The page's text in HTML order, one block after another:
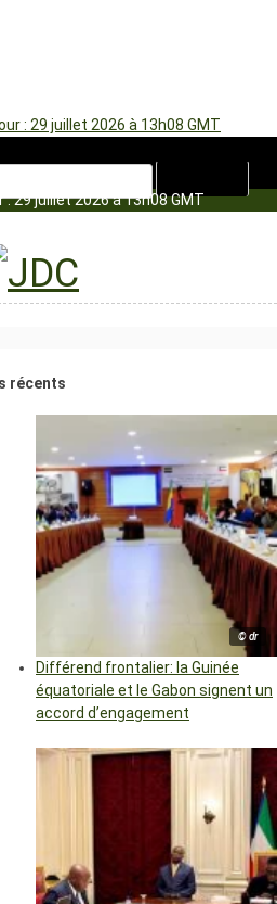
: 29 juillet 2026 à 13h08 GMT
: 29 juillet 2026 à 13h08 GMT
récents
© dr
Différend frontalier: la Guinée
équatoriale et le Gabon signent un
accord d’engagement